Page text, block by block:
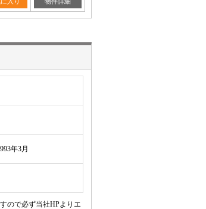
年3月
ので必ず当社HPよりエ